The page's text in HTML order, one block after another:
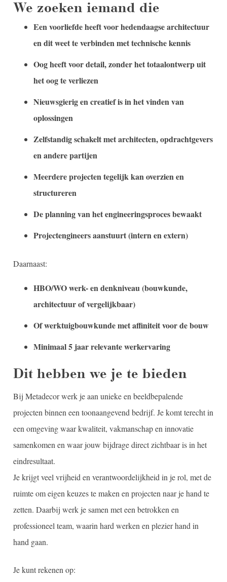
We zoeken iemand die
Een voorliefde heeft voor hedendaagse architectuur
en dit weet te verbinden met technische kennis
Oog heeft voor detail, zonder het totaalontwerp uit
het oog te verliezen
Nieuwsgierig en creatief is in het vinden van
oplossingen
Zelfstandig schakelt met architecten, opdrachtgevers
en andere partijen
Meerdere projecten tegelijk kan overzien en
structureren
De planning van het engineeringsproces bewaakt
Projectengineers aanstuurt (intern en extern)
Daarnaast:
HBO/WO werk- en denkniveau (bouwkunde,
architectuur of vergelijkbaar)
Of werktuigbouwkunde met affiniteit voor de bouw
Minimaal 5 jaar relevante werkervaring
Dit hebben we je te bieden
Bij Metadecor werk je aan unieke en beeldbepalende
projecten binnen een toonaangevend bedrijf. Je komt terecht in
een omgeving waar kwaliteit, vakmanschap en innovatie
samenkomen en waar jouw bijdrage direct zichtbaar is in het
eindresultaat.
Je krijgt veel vrijheid en verantwoordelijkheid in je rol, met de
ruimte om eigen keuzes te maken en projecten naar je hand te
zetten. Daarbij werk je samen met een betrokken en
professioneel team, waarin hard werken en plezier hand in
hand gaan.
Je kunt rekenen op: